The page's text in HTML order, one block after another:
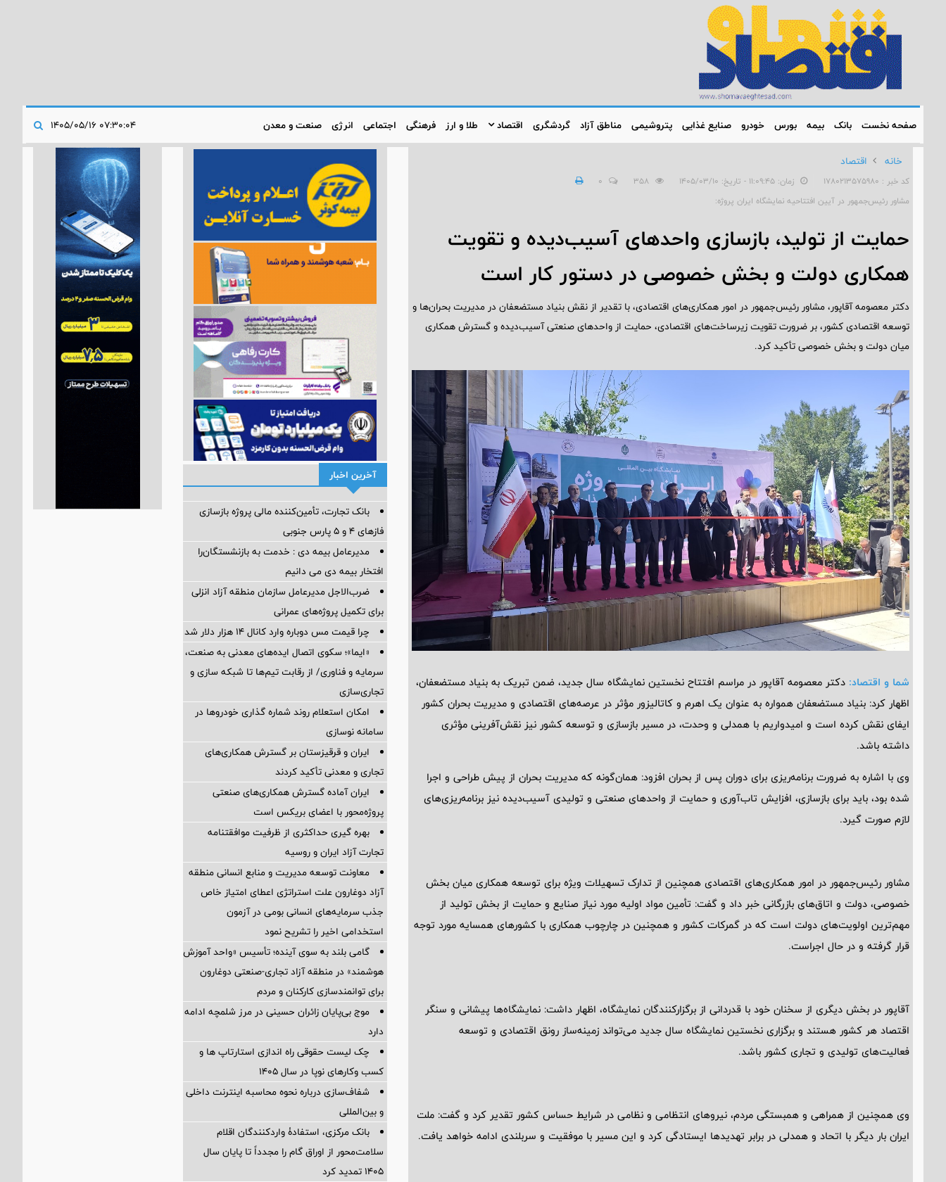
صفحه نخست بانک بیمه بورس خودرو صنایع غذایی پتروشیمی مناطق آزاد گردشگری اقتصاد طلا و ارز فرهنگی اجتماعی انرژی صنعت و معدن
خانه اقتصاد
کد خبر : 1780213575980 زمان: ۱۱:۰۹:۴۵ - تاریخ: ۱۴۰۵/۰۳/۱۰
0
مشاور رئیس‌جمهور در آیین افتتاحیه نمایشگاه ایران پروژه:
حمایت از تولید، بازسازی واحدهای آسیب‌دیده و تقویت
همکاری دولت و بخش خصوصی در دستور کار است
دکتر معصومه آقاپور، مشاور رئیس‌جمهور در امور همکاری‌های اقتصادی، با تقدیر از نقش بنیاد مستضعفان در مدیریت بحران‌ها و
توسعه اقتصادی کشور، بر ضرورت تقویت زیرساخت‌های اقتصادی، حمایت از واحدهای صنعتی آسیب‌دیده و گسترش همکاری
میان دولت و بخش خصوصی تأکید کرد.
شما و اقتصاد: دکتر معصومه آقاپور در مراسم افتتاح نخستین نمایشگاه سال جدید، ضمن تبریک به بنیاد مستضعفان،
اظهار کرد: بنیاد مستضعفان همواره به عنوان یک اهرم و کاتالیزور مؤثر در عرصه‌های اقتصادی و مدیریت بحران کشور
ایفای نقش کرده است و امیدواریم با همدلی و وحدت، در مسیر بازسازی و توسعه کشور نیز نقش‌آفرینی مؤثری
داشته باشد.
وی با اشاره به ضرورت برنامه‌ریزی برای دوران پس از بحران افزود: همان‌گونه که مدیریت بحران از پیش طراحی و اجرا
شده بود، باید برای بازسازی، افزایش تاب‌آوری و حمایت از واحدهای صنعتی و تولیدی آسیب‌دیده نیز برنامه‌ریزی‌های
لازم صورت گیرد.
مشاور رئیس‌جمهور در امور همکاری‌های اقتصادی همچنین از تدارک تسهیلات ویژه برای توسعه همکاری میان بخش
خصوصی، دولت و اتاق‌های بازرگانی خبر داد و گفت: تأمین مواد اولیه مورد نیاز صنایع و حمایت از بخش تولید از
مهم‌ترین اولویت‌های دولت است که در گمرکات کشور و همچنین در چارچوب همکاری با کشورهای همسایه مورد توجه
قرار گرفته و در حال اجراست.
آقاپور در بخش دیگری از سخنان خود با قدردانی از برگزارکنندگان نمایشگاه، اظهار داشت: نمایشگاه‌ها پیشانی و سنگر
اقتصاد هر کشور هستند و برگزاری نخستین نمایشگاه سال جدید می‌تواند زمینه‌ساز رونق اقتصادی و توسعه
فعالیت‌های تولیدی و تجاری کشور باشد.
وی همچنین از همراهی و همبستگی مردم، نیروهای انتظامی و نظامی در شرایط حساس کشور تقدیر کرد و گفت: ملت
ایران بار دیگر با اتحاد و همدلی در برابر تهدیدها ایستادگی کرد و این مسیر با موفقیت و سربلندی ادامه خواهد یافت.
آخرین اخبار
بانک تجارت، تأمین‌کننده مالی پروژه بازسازی
فازهای ۴ و ۵ پارس جنوبی
مدیرعامل بیمه دی : خدمت به بازنشستگان‌را
افتخار بیمه دی می دانیم
ضرب‌الاجل مدیرعامل سازمان منطقه آزاد انزلی
برای تكمیل پروژه‌های عمرانی
چرا قیمت مس دوباره وارد کانال ۱۴ هزار دلار شد
«ایما»؛ سکوی اتصال ایده‌های معدنی به صنعت،
سرمایه و فناوری/ از رقابت تیم‌ها تا شبکه سازی و
تجاری‌سازی
امکان استعلام روند شماره گذاری خودروها در
سامانه نوسازی
ایران و قرقیزستان بر گسترش همکاری‌های
تجاری و معدنی تأکید کردند
ایران آماده گسترش همکاری‌های صنعتی
پروژه‌محور با اعضای بریکس است
بهره گیری حداکثری از ظرفیت موافقتنامه
تجارت آزاد ایران و روسیه
معاونت توسعه مدیریت و منابع انسانی منطقه
آزاد دوغارون علت استراتژی اعطای امتیاز خاص
جذب سرمایه‌های انسانی بومی در آزمون
استخدامی اخیر را تشریح نمود
گامی بلند به سوی آینده؛ تأسیس «واحد آموزش
هوشمند» در منطقه آزاد تجاری-صنعتی دوغارون
برای توانمندسازی کارکنان و مردم
موج بی‌پایان زائران حسینی در مرز شلمچه ادامه
دارد
چک لیست حقوقی راه اندازی استارتاپ ها و
کسب وکارهای نوپا در سال ۱۴۰۵
شفاف‌سازی درباره نحوه محاسبه اینترنت داخلی
و بین‌المللی
بانک مرکزی، استفادۀ واردکنندگان اقلام
سلامت‌محور از اوراق گام را مجدداً تا پایان سال
۱۴۰۵ تمدید کرد